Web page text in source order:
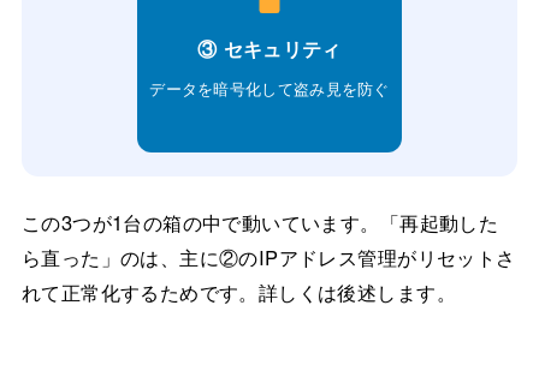
③ セキュリティ
データを暗号化して盗み見を防ぐ
この3つが1台の箱の中で動いています。「再起動した
ら直った」のは、主に②のIPアドレス管理がリセットさ
れて正常化するためです。詳しくは後述します。